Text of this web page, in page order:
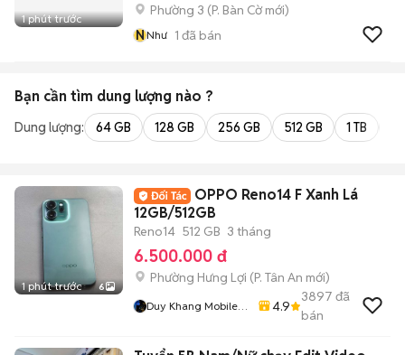
1 phút trước
Phường 3 (P. Bàn Cờmới)
NNhư 1 đã bán
Bạn cần tìm dung lượng nào ?
Dung lượng: 64 GB 128 GB 256 GB 512 GB 1 TB
1 phút trước 6
OPPO Reno14 F Xanh Lá
12GB/512GB
Reno14 512 GB 3 tháng
6.500.000 đ
Phường Hưng Lợi (P. Tân An mới)
Duy Khang Mobile
4.9
3897 đã
bán